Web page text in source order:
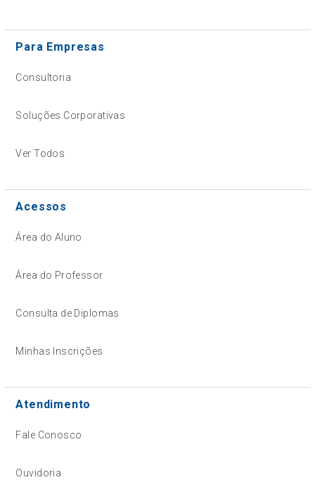
Para Empresas
Consultoria
Soluções Corporativas
Ver Todos
Acessos
Área do Aluno
Área do Professor
Consulta de Diplomas
Minhas Inscrições
Atendimento
Fale Conosco
Ouvidoria